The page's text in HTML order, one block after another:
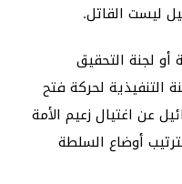
ليست القاتل.
لجنة التحقيق
التنفيذية لحركة فتح
عن اغتيال زعيم الأمة
أوضاع السلطة